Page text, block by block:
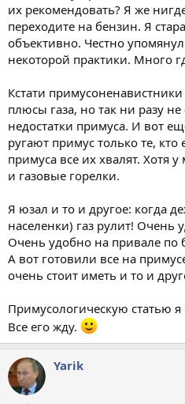
их рекомендовать? Я же
переходите на бензин. Я
объективно. Честно
некоторой практики. Много
Кстати
плюсы газа, но так ни разу
недостатки примуса. И вот
ругают примус только те,
примуса все их хвалят. Хотя
и газовые горелки.
Я юзал и то и другое: когда
населенки) газ рулит! Очень
Очень удобно на привале по
А вот готовили все на
очень стоит иметь и то и
Примусологическую статью
Все его жду.
Yarik